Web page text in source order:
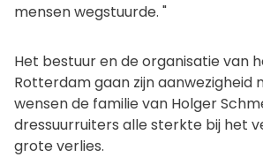
mensen wegstuurde. "
Het bestuur en de organisatie van
Rotterdam gaan zijn aanwezigheid
wensen de familie van Holger
dressuurruiters alle sterkte bij het
grote verlies.